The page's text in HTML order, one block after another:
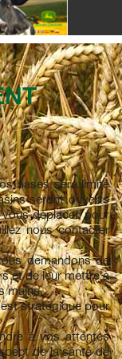
bases sera limité
seront ouverts
déplacer, pour
nous contacter
demandons de
et de leur mettre à
mains.
stratégique pour
à vos attentes
de la santé de